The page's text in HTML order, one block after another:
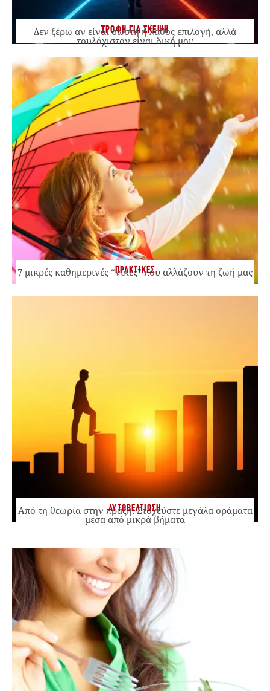
ΤΡΟΦΗ ΓΙΑ ΣΚΕΨΗ
Δεν ξέρω αν είναι σωστή ή λάθος επιλογή, αλλά
τουλάχιστον είναι δική μου
ΠΡΑΚΤΙΚΕΣ
7 μικρές καθημερινές “νίκες” που αλλάζουν τη ζωή μας
ΑΥΤΟΒΕΛΤΙΩΣΗ
Από τη θεωρία στην πράξη: Στοχεύστε μεγάλα οράματα
μέσα από μικρά βήματα